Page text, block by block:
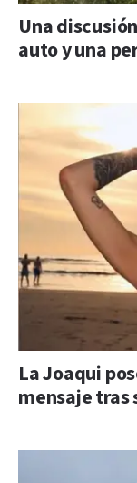
Una
auto y una
La Joaqui
mensaje tras